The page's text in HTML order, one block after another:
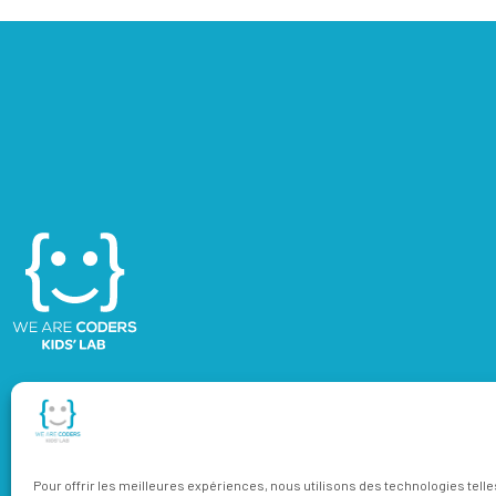
Pour offrir les meilleures expériences, nous utilisons des technologies